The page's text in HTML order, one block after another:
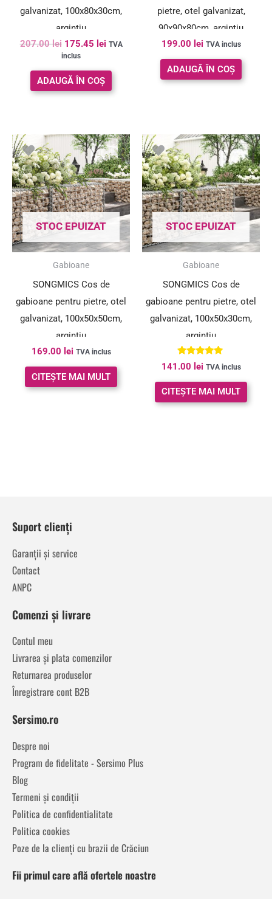
galvanizat, 100x80x30cm,
argintiu
207.00lei 175.45 lei TVA
inclus
ADAUGĂ ÎN COȘ
pietre, otel galvanizat,
90x90x80cm, argintiu
199.00 lei TVA inclus
ADAUGĂ ÎN COȘ
STOC EPUIZAT
Gabioane
SONGMICS Cos de
gabioane pentru pietre, otel
galvanizat, 100x50x50cm,
argintiu
169.00 lei TVA inclus
CITEȘTE MAI MULT
STOC EPUIZAT
Gabioane
SONGMICS Cos de
gabioane pentru pietre, otel
galvanizat, 100x50x30cm,
argintiu
Evaluat la
5.00
din 5
141.00 lei TVA inclus
CITEȘTE MAI MULT
Suport clienți
Garanții și service
Contact
ANPC
Comenzi și livrare
Contul meu
Livrarea și plata comenzilor
Returnarea produselor
Înregistrare cont B2B
Sersimo.ro
Despre noi
Program de fidelitate - Sersimo Plus
Blog
Termeni și condiții
Politica de confidentialitate
Politica cookies
Poze de la clienți cu brazii de Crăciun
Fii primul care află ofertele noastre